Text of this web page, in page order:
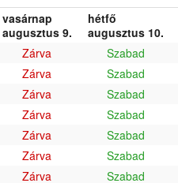
vasárnap
augusztus 9.
hétfő
augusztus 10.
Zárva Szabad
Zárva Szabad
Zárva Szabad
Zárva Szabad
Zárva Szabad
Zárva Szabad
Zárva Szabad